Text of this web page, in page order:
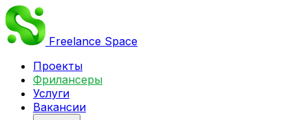
Freelance Space
Проекты
Фрилансеры
Услуги
Вакансии